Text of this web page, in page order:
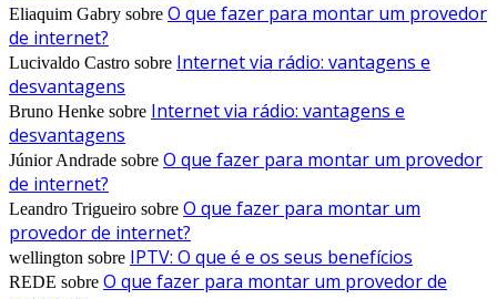
Eliaquim Gabry sobre O que fazer para montar um provedor
de internet?
Lucivaldo Castro sobre Internet via rádio: vantagens e
desvantagens
Bruno Henke sobre Internet via rádio: vantagens e
desvantagens
Júnior Andrade sobre O que fazer para montar um provedor
de internet?
Leandro Trigueiro sobre O que fazer para montar um
provedor de internet?
wellington sobre IPTV: O que é e os seus benefícios
REDE sobre O que fazer para montar um provedor de